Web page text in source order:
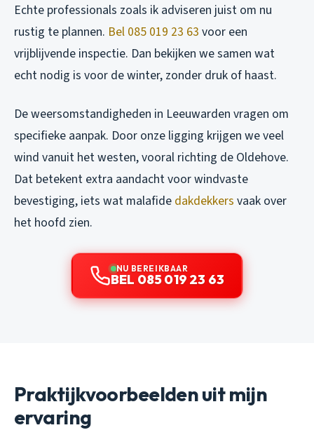
Echte professionals zoals ik adviseren juist om nu
rustig te plannen. Bel 085 019 23 63 voor een
vrijblijvende inspectie. Dan bekijken we samen wat
echt nodig is voor de winter, zonder druk of haast.
De weersomstandigheden in Leeuwarden vragen om
specifieke aanpak. Door onze ligging krijgen we veel
wind vanuit het westen, vooral richting de Oldehove.
Dat betekent extra aandacht voor windvaste
bevestiging, iets wat malafide dakdekkers vaak over
het hoofd zien.
NU BEREIKBAAR
BEL 085 019 23 63
Praktijkvoorbeelden uit mijn
ervaring